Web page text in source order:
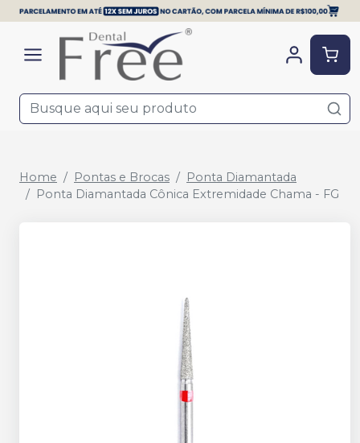
Home Pontas e Brocas
Ponta Diamantada
Ponta Diamantada Cônica Extremidade Chama - FG